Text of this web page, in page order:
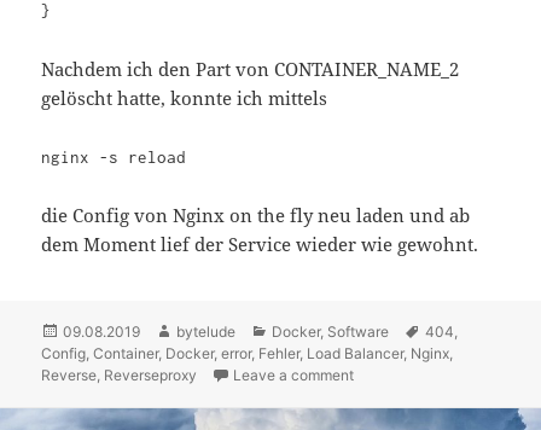
}
Nachdem ich den Part von CONTAINER_NAME_2
gelöscht hatte, konnte ich mittels
nginx -s reload
die Config von Nginx on the fly neu laden und ab
dem Moment lief der Service wieder wie gewohnt.
Posted
on
09.08.2019 Author
bytelude Categories
Docker, Software Tags
404,
Config,Container, Docker,error, Fehler, Load Balancer, Nginx,
Reverse, Reverseproxy Leave a comment